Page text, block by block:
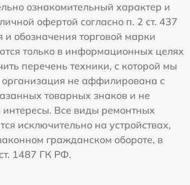
ознакомительный характер и
офертой согласно п. 2 ст. 437
обозначения торговой марки
только в информационных целях
перечень техники, с которой мы
не аффилирована с
товарных знаков и не
интересы. Все виды ремонтных
исключительно на устройствах,
гражданском обороте, в
1487 ГК РФ.